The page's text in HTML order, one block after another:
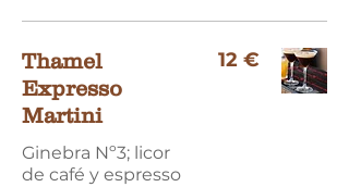
Thamel
Expresso
Martini
Ginebra Nº3; licor
de café y espresso
12 €